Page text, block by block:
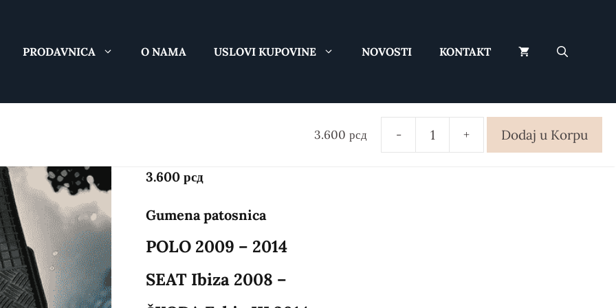
PRODAVNICA O NAMA USLOVI KUPOVINE NOVOSTI KONTAKT
Gumena patosnica
3.600 рсд
Gumena patosnica
POLO 2009 – 2014
SEAT Ibiza 2008 –
3.600 рсд - + Dodaj u Korpu